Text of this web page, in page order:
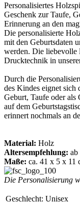
Personalisiertes
Geschenk zur Taufe,
Erinnerung an den
Die personalisierte
mit den Geburtsdaten
werden. Die liebevolle
Drucktechnik in
Durch die
des Kindes eignet sich
Geburt, Taufe oder als
auf dem
erinnert nochmals an
Material: Holz
Altersempfehlung: ab
Maße: ca. 41 x 5 x 11
Die Personalisierung
Geschlecht: Unisex